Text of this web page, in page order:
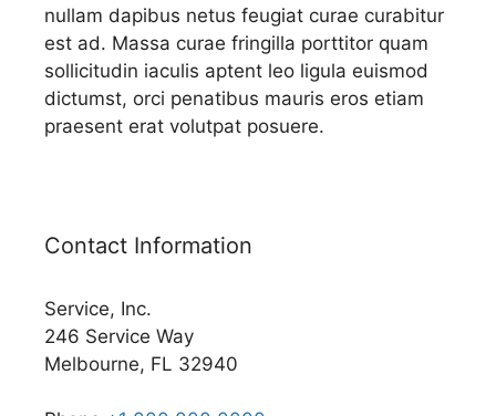
nullam dapibus netus feugiat curae curabitur
est ad. Massa curae fringilla porttitor quam
sollicitudin iaculis aptent leo ligula euismod
dictumst, orci penatibus mauris eros etiam
praesent erat volutpat posuere.
Contact Information
Service, Inc.
246 Service Way
Melbourne, FL 32940